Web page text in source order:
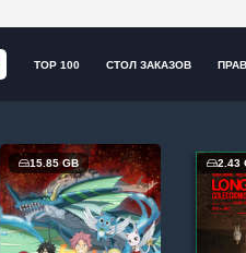
TOP 100 СТОЛ ЗАКАЗОВ
15.85 GB 2.43